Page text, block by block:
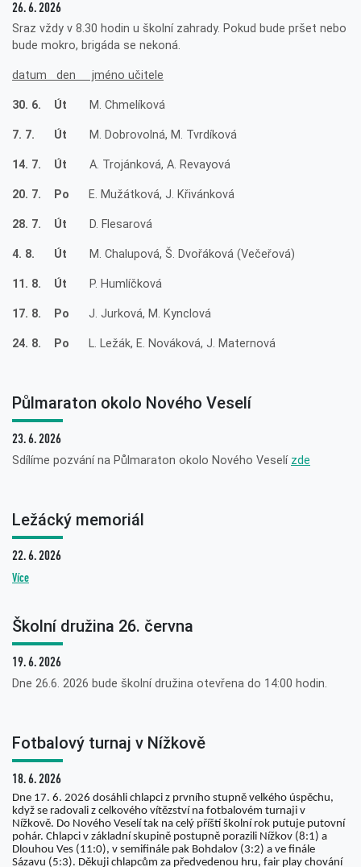
26. 6. 2026
Sraz vždy v 8.30 hodin u školní zahrady. Pokud bude pršet nebo
bude mokro, brigáda se nekoná.
datum den jméno učitele
30. 6. Út M. Chmelíková
7. 7. Út M. Dobrovolná, M. Tvrdíková
14. 7. Út A. Trojánková, A. Revayová
20. 7. Po E. Mužátková, J. Křivánková
28. 7. Út D. Flesarová
4. 8. Út M. Chalupová, Š. Dvořáková (Večeřová)
11. 8. Út P. Humlíčková
17. 8. Po J. Jurková, M. Kynclová
24. 8. Po L. Ležák, E. Nováková, J. Maternová
Půlmaraton okolo Nového Veselí
23. 6. 2026
Sdílíme pozvání na Půlmaraton okolo Nového Veselí zde
Ležácký memoriál
22. 6. 2026
Více
Školní družina 26. června
19. 6. 2026
Dne 26.6. 2026 bude školní družina otevřena do 14:00 hodin.
Fotbalový turnaj v Nížkově
18. 6. 2026
Dne 17. 6. 2026 dosáhli chlapci z prvního stupně velkého úspěchu,
když se radovali z celkového vítězství na fotbalovém turnaji v
Nížkově. Do Nového Veselí tak na celý příští školní rok putuje putovní
pohár. Chlapci v základní skupině postupně porazili Nížkov (8:1) a
Dlouhou Ves (11:0), v semifinále pak Bohdalov (3:2) a ve finále
Sázavu (5:3). Děkuji chlapcům za předvedenou hru, fair play chování